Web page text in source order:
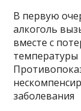
В первую
алкоголь
вместе с
температуры
заболевания